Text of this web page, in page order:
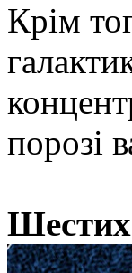
Крім
порозі